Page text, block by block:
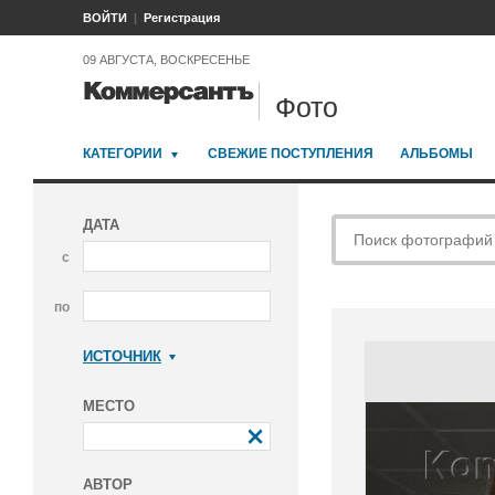
ВОЙТИ Регистрация
09 АВГУСТА, ВОСКРЕСЕНЬЕ
Фото
КАТЕГОРИИ СВЕЖИЕ ПОСТУПЛЕНИЯ АЛЬБОМЫ
ДАТА
с
по
ИСТОЧНИК
МЕСТО
АВТОР